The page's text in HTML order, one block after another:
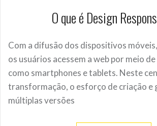
O que é Design
Com a difusão dos dispositivos
os usuários acessem a web por meio
como smartphones e tablets. Neste
transformação, o esforço de criação e
múltiplas versões